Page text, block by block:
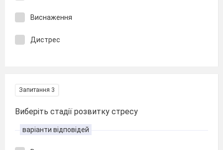
Виснаження
Дистрес
Запитання 3
Виберіть стадії розвитку стресу
варіанти відповідей